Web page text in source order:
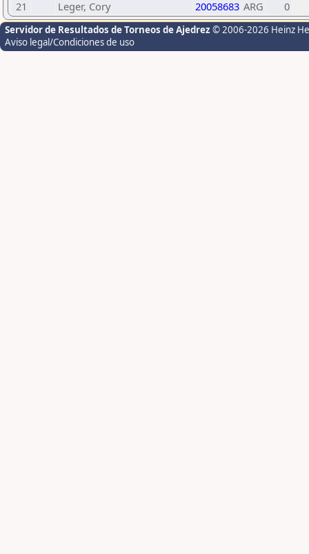
21
Leger, Cory 20058683 ARG 0
Servidor de Resultados de Torneos de Ajedrez © 2006-2026 Heinz
Aviso legal/Condiciones de uso